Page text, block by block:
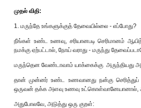
முதல் விதி:
1. மருந்தே உங்களுக்குத் தேவையில்லை - எப்போது?
நீங்கள் உண்ட உணவு, சரியானபடி செரிமானம்
நமக்கு ஏற்பட்டால், நோய் வராது - மருந்து
மருந்தென வேண்டாவாம் யாக்கைக்கு அருந்தியது
தான் முன்னர் உண்ட உணவானது நன்கு
ஒருவன் தக்க அளவு உணவு உட்கொள்வானேயானால்,
அதுபோலவே, அடுத்து ஒரு குறள்: